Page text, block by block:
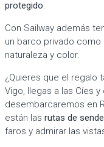
protegido.
Con Sailway además
un barco privado
naturaleza y color.
¿Quieres que el regalo
Vigo, llegas a las Cíes
desembarcaremos en
están las rutas de
faros y admirar las